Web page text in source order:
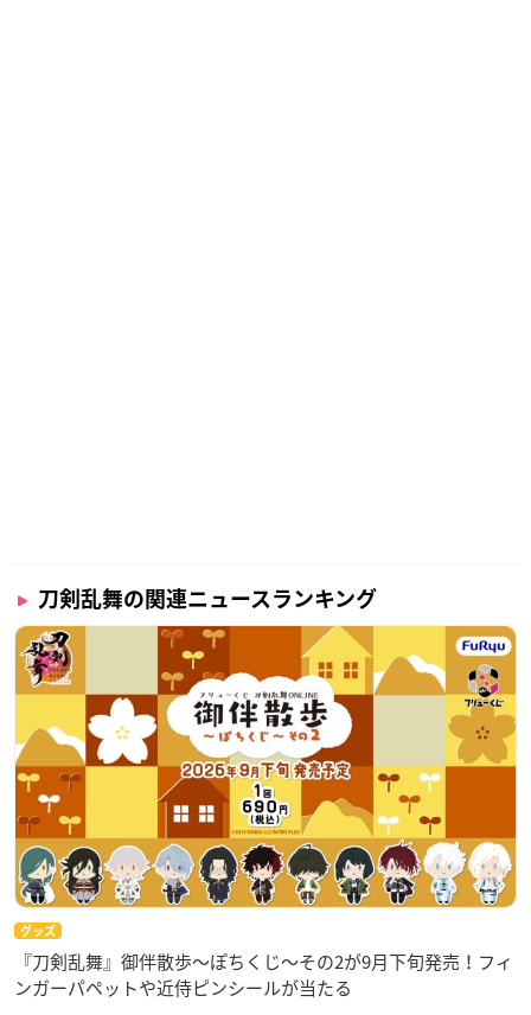
刀剣乱舞の関連ニュースランキング
グッズ
『刀剣乱舞』御伴散歩～ぽちくじ～その2が9月下旬発売！フィ
ンガーパペットや近侍ピンシールが当たる